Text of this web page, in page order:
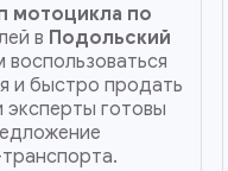
мотоцикла по
в Подольский
и быстро продать
эксперты готовы